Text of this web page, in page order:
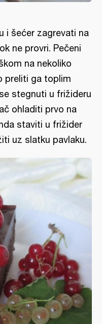
i šećer zagrevati na
ne provri. Pečeni
na nekoliko
preliti ga toplim
stegnuti u frižideru
ohladiti prvo na
staviti u frižider
uz slatku pavlaku.